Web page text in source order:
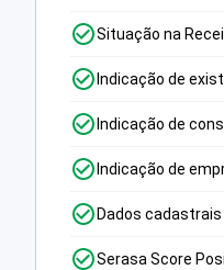
Situação na
Indicação de
Indicação de
Indicação de
Dados
Serasa Score